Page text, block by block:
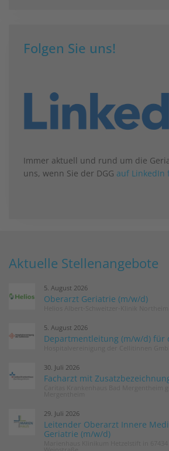
Folgen Sie uns!
Immer aktuell und rund um die
uns, wenn Sie der DGG auf LinkedIn
Aktuelle Stellenangebote
5. August 2026
Oberarzt Geriatrie (m/w/d)
5. August 2026
Departmentleitung (m/w/d) für
30. Juli 2026
Facharzt mit
29. Juli 2026
Leitender Oberarzt Innere
Geriatrie (m/w/d)